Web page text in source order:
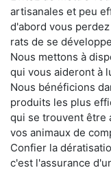
artisanales et peu
d'abord vous
rats de se
Nous mettons à
qui vous aideront à
Nous bénéficions
produits les plus
qui se trouvent être
vos animaux de
Confier la
c'est l'assurance